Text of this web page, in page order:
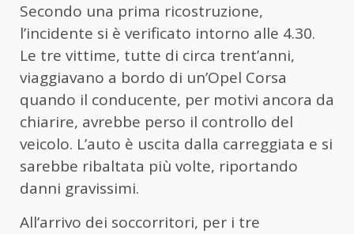
Secondo una prima ricostruzione,
l’incidente si è verificato intorno alle 4.30.
Le tre vittime, tutte di circa trent’anni,
viaggiavano a bordo di un’Opel Corsa
quando il conducente, per motivi ancora da
chiarire, avrebbe perso il controllo del
veicolo. L’auto è uscita dalla carreggiata e si
sarebbe ribaltata più volte, riportando
danni gravissimi.
All’arrivo dei soccorritori, per i tre